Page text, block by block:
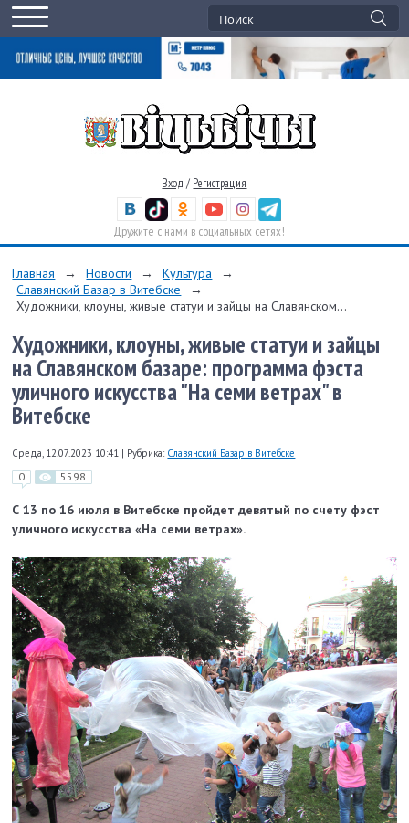
Вход / Регистрация
Дружите с нами в социальных сетях!
Главная → Новости → Культура
→
Славянский Базар в Витебске
→
Художники, клоуны, живые статуи и зайцы на Славянском...
Художники, клоуны, живые статуи и зайцы
на Славянском базаре: программа фэста
уличного искусства "На семи ветрах" в
Витебске
Среда, 12.07.2023 10:41 | Рубрика: Славянский Базар в Витебске
0 5598
С 13 по 16 июля в Витебске пройдет девятый по счету фэст
уличного искусства «На семи ветрах».